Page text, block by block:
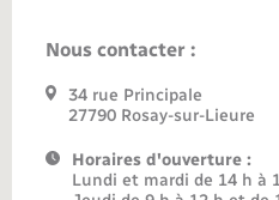
Nous contacter :
34 rue Principale
27790 Rosay-sur-Lieure
Horaires d'ouverture :
Lundi et mardi de 14 h à